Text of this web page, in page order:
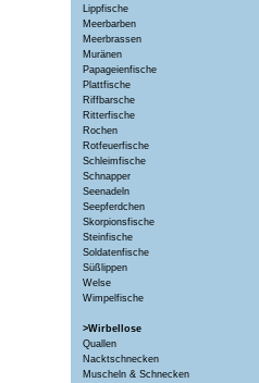
Lippfische
Meerbarben
Meerbrassen
Muränen
Papageienfische
Plattfische
Riffbarsche
Ritterfische
Rochen
Rotfeuerfische
Schleimfische
Schnapper
Seenadeln
Seepferdchen
Skorpionsfische
Steinfische
Soldatenfische
Süßlippen
Welse
Wimpelfische
>Wirbellose
Quallen
Nacktschnecken
Muscheln & Schnecken